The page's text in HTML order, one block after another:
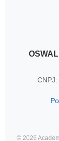
© 2026